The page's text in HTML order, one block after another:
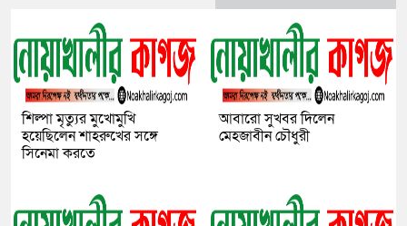
শিল্পা মৃত্যুর মুখোমুখি
হয়েছিলেন শাহরুখের সঙ্গে
সিনেমা করতে
আবারো সুখবর দিলেন
মেহজাবীন চৌধুরী